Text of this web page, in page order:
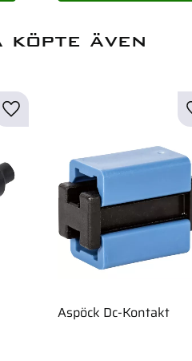
köpte även
Aspöck Dc-Kontakt